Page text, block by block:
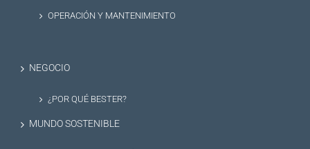
OPERACIÓN Y MANTENIMIENTO
NEGOCIO
¿POR QUÉ BESTER?
MUNDO SOSTENIBLE